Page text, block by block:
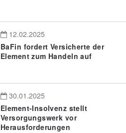
12.02.2025
BaFin fordert Versicherte der
Element zum Handeln auf
30.01.2025
Element-Insolvenz stellt
Versorgungswerk vor
Herausforderungen